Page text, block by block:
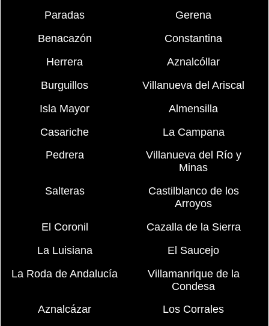
Paradas
Gerena
Benacazón
Constantina
Herrera
Aznalcóllar
Burguillos
Villanueva del Ariscal
Isla Mayor
Almensilla
Casariche
La Campana
Pedrera
Villanueva del Río y
Minas
Salteras
Castilblanco de los
Arroyos
El Coronil
Cazalla de la Sierra
La Luisiana
El Saucejo
La Roda de Andalucía
Villamanrique de la
Condesa
Aznalcázar
Los Corrales